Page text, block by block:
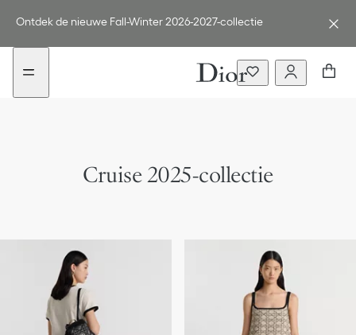
Ontdek de nieuwe Fall-Winter 2026-2027-collectie
Cruise 2025-collectie